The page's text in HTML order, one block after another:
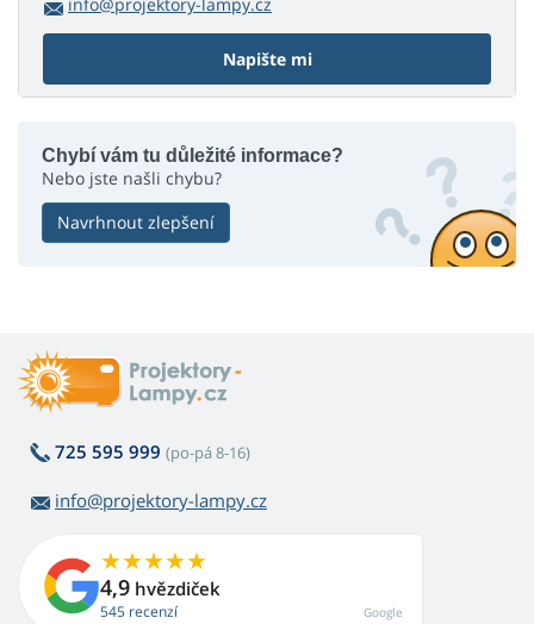
Napište mi
Chybí vám tu důležité informace?
Nebo jste našli chybu?
Navrhnout zlepšení
725 595 999 (po-pá 8-16)
info@projektory-lampy.cz
4,9 hvězdiček
545 recenzí Google